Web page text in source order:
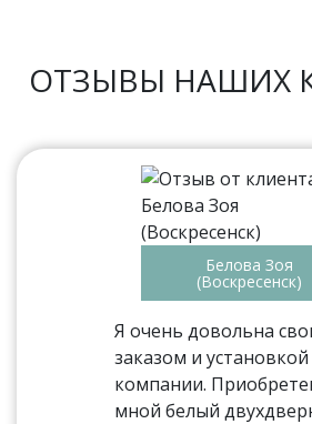
ОТЗЫВЫ НАШИХ
Белова Зоя
(Воскресенск)
Я очень довольна
заказом и
компании.
мной белый